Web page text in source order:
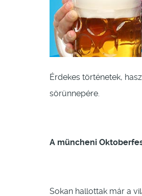
Érdekes történetek,
sörünnepére.
A müncheni
Sokan hallottak már a